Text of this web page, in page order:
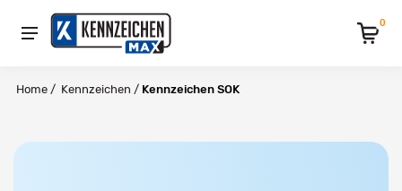
0
Home / Kennzeichen / Kennzeichen SOK